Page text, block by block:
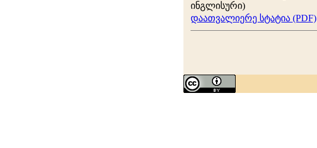
ინგლისური)
დაათვალიერე სტატია (PDF)